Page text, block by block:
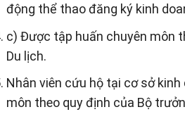
động thể thao đăng ký kinh
c) Được tập huấn chuyên môn
Du lịch.
Nhân viên cứu hộ tại cơ sở
môn theo quy định của Bộ